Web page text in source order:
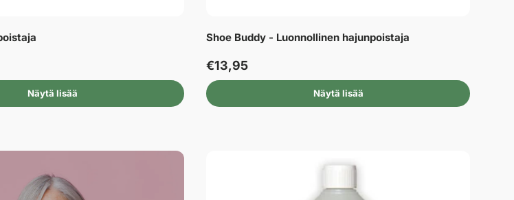
Näytä lisää
Shoe Buddy - Luonnollinen hajunpoistaja
€13,95
Näytä lisää